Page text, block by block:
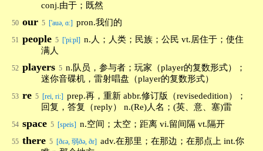
conj.由于；既然
50 our 5 ['auə, ɑ:] pron.我们的
51 people 5 ['pi:pl] n.人；人类；民族；公民 vt.居住于；使住
满人
52 players 5 n.队员，参与者；玩家（player的复数形式）；
迷你音碟机，雷射唱盘（player的复数形式）
53 re 5 [rei, ri:] prep.再，重新 abbr.修订版（revisededition）；
回复，答复（reply） n.(Re)人名；(英、意、塞)雷
54 space 5 [speis] n.空间；太空；距离 vi.留间隔 vt.隔开
55 there 5 [ðεə, 弱ðə, ðr] adv.在那里；在那边；在那点上 int.你